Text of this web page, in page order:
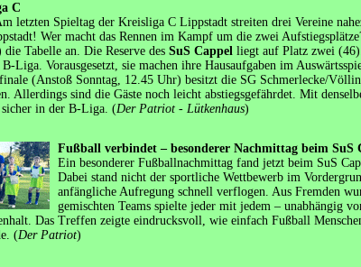
C
letzten Spieltag der Kreisliga C Lippstadt streiten drei Vereine
Wer macht das Rennen im Kampf um die zwei
Tabelle an. Die Reserve des SuS Cappel liegt auf Platz zwei
Liga. Vorausgesetzt, sie machen ihre Hausaufgaben im
(Anstoß Sonntag, 12.45 Uhr) besitzt die SG Schmerlecke/
Allerdings sind die Gäste noch leicht abstiegsgefährdet. Mit
sicher in der B-Liga. (Der Patriot - Lütkenhaus)
Fußball verbindet – besonderer Nachmittag beim SuS
Ein besonderer Fußballnachmittag fand jetzt beim SuS
Dabei stand nicht der sportliche Wettbewerb im
anfängliche Aufregung schnell verflogen. Aus Fremden
gemischten Teams spielte jeder mit jedem – unabhängig
Das Treffen zeigte eindrucksvoll, wie einfach Fußball
(Der Patriot)